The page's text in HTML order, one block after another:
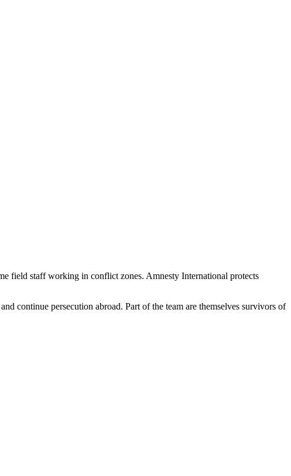
field staff working in conflict zones. Amnesty International protects
continue persecution abroad. Part of the team are themselves survivors of